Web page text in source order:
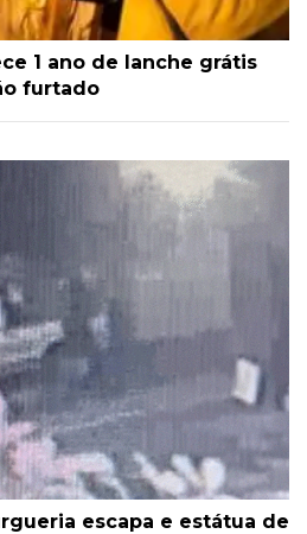
1 ano de lanche grátis
furtado
escapa e estátua de